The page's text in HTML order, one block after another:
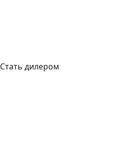
Стать дилером